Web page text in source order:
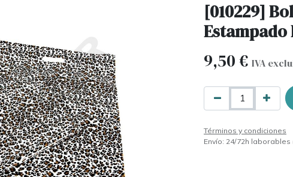
[010229]
Estampado
9,50€ IVA
Términos y condiciones
Envío: 24/72h